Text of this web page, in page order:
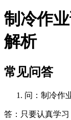
制冷作
解析
常见问答
问：制冷作
答：只要认真学